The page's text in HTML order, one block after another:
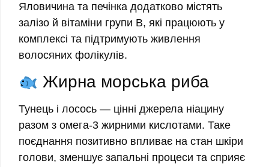
Яловичина та печінка додатково містять
залізо й вітаміни групи B, які працюють у
комплексі та підтримують живлення
волосяних фолікулів.
Жирна морська риба
Тунець і лосось — цінні джерела ніацину
разом з омега-3 жирними кислотами. Таке
поєднання позитивно впливає на стан шкіри
голови, зменшує запальні процеси та сприяє